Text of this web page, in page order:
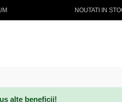
STOC 💖 Livrare
alte beneficii!